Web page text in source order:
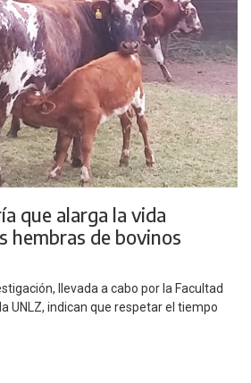
que alarga la vida
hembras de bovinos
llevada a cabo por la Facultad
UNLZ, indican que respetar el tiempo